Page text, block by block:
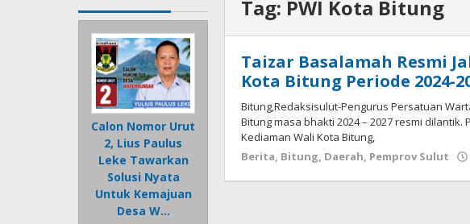
Calon Nomor Urut
2, Lius Paulus
Leke Tawarkan
Solusi Nyata
Untuk Kemajuan
Desa W…
Tag: PWI Kota Bitung
Taizar Basalamah Resmi
Kota Bitung Periode 2024-
Bitung,Redaksisulut-Pengurus Persatuan
Bitung masa bhakti 2024 – 2027 resmi dilantik.
Kediaman Wali Kota Bitung,
Berita, Bitung, Daerah, Pemprov Sulut